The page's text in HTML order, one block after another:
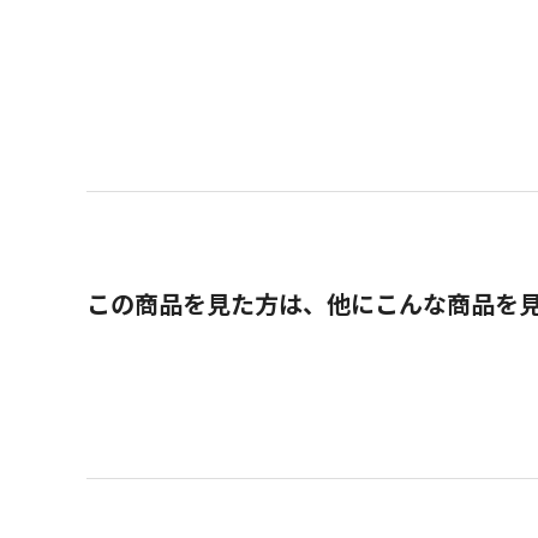
この商品を見た方は、他にこんな商品を